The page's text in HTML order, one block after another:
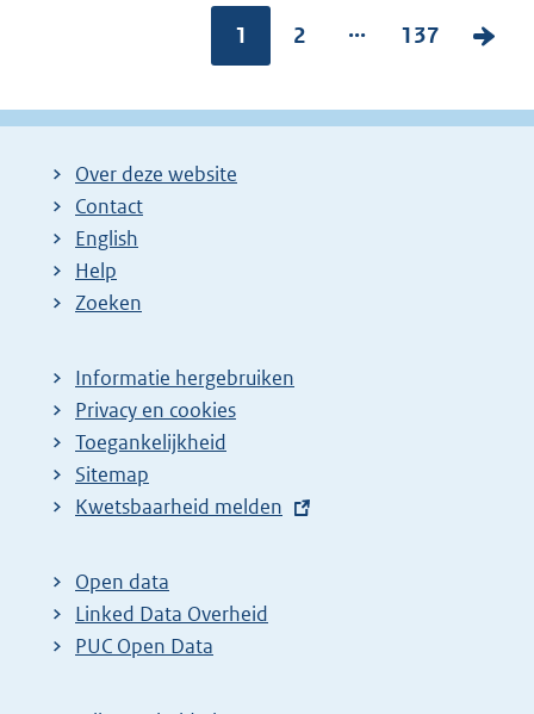
Pagina:
1
P
g
2 ...
P
g
137
V
l
Over deze website
Contact
English
Help
Zoeken
Informatie hergebruiken
Privacy en cookies
Toegankelijkheid
Sitemap
E
t
e
r
Kwetsbaarheid melden
Open data
Linked Data Overheid
PUC Open Data